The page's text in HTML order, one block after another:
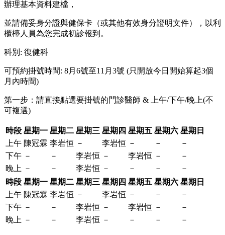
辦理基本資料建檔，
並請備妥身分證與健保卡（或其他有效身分證明文件），以利
櫃檯人員為您完成初診報到。
科別 : 復健科
可預約掛號時間: 8月6號至11月3號 (只開放今日開始算起3個
月內時間)
第一步：請直接點選要掛號的門診醫師 & 上午/下午/晚上(不
可複選)
時段 星期一 星期二 星期三 星期四 星期五 星期六 星期日
上午 陳冠霖 李岩恒 － 李岩恒 － －
－
下午 － － 李岩恒 － 李岩恒 －
－
晚上 － － 李岩恒 － － －
－
時段 星期一 星期二 星期三 星期四 星期五 星期六 星期日
上午 陳冠霖 李岩恒 － 李岩恒 － －
－
下午 － － 李岩恒 － 李岩恒 －
－
晚上 － － 李岩恒 － － － －